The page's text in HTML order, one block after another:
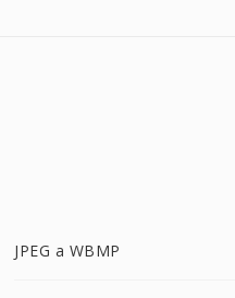
JPEG a WBMP